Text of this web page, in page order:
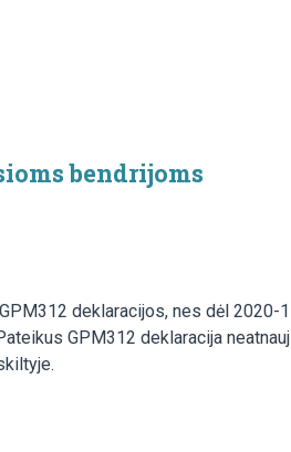
bendrijoms
deklaracijos, nes dėl
GPM312 deklaracija